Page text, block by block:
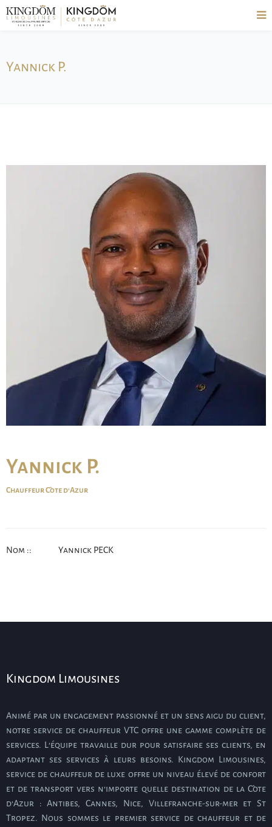
Yannick P.
Yannick P.
Chauffeur Côte d'Azur
Nom :: Yannick PECK
Kingdom Limousines
Animé par un engagement passionné et un sens aigu du client,
notre service de chauffeur VTC offre une gamme complète de
services. L’équipe travaille dur pour satisfaire ses clients, en
adaptant ses services à leurs besoins. Kingdom Limousines,
service de chauffeur de luxe offre un niveau élevé de confort
et de transport vers n’importe quelle destination de la Côte
d’Azur : Antibes, Cannes, Nice, Villefranche-sur-mer et St
Tropez. Nous sommes le premier service de chauffeur et de